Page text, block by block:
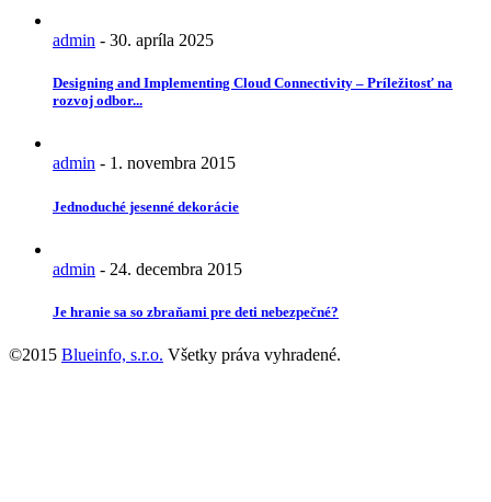
admin - 30. apríla 2025
Designing and Implementing Cloud Connectivity – Príležitosť na
rozvoj odbor...
admin - 1. novembra 2015
Jednoduché jesenné dekorácie
admin - 24. decembra 2015
Je hranie sa so zbraňami pre deti nebezpečné?
©2015 Blueinfo, s.r.o. Všetky práva vyhradené.